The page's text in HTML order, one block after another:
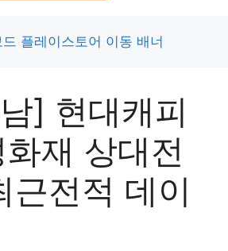
] 현대캐피
재 상대전
근전적 데이